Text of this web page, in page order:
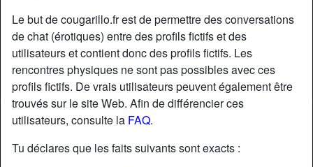
Le but de cougarillo.fr est de permettre des conversations
de chat (érotiques) entre des profils fictifs et des
utilisateurs et contient donc des profils fictifs. Les
rencontres physiques ne sont pas possibles avec ces
profils fictifs. De vrais utilisateurs peuvent également être
trouvés sur le site Web. Afin de différencier ces
utilisateurs, consulte la FAQ.
Tu déclares que les faits suivants sont exacts :
starAjouter chatDiscuter !